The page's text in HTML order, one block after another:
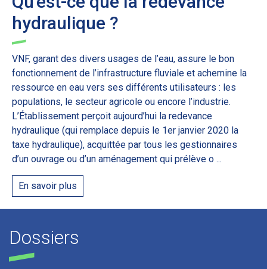
hydraulique ?
VNF, garant des divers usages de l’eau, assure le bon
fonctionnement de l’infrastructure fluviale et achemine la
ressource en eau vers ses différents utilisateurs : les
populations, le secteur agricole ou encore l’industrie.
L’Établissement perçoit aujourd’hui la redevance
hydraulique (qui remplace depuis le 1er janvier 2020 la
taxe hydraulique), acquittée par tous les gestionnaires
d’un ouvrage ou d’un aménagement qui prélève o ...
En savoir plus
Dossiers